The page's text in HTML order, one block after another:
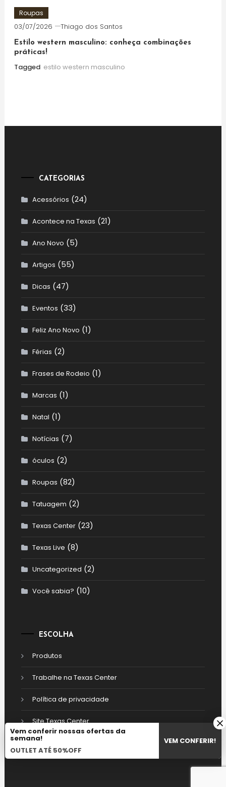
Roupas
03/07/2026 Thiago dos Santos
Estilo western masculino: conheça combinações
práticas!
Tagged estilo western masculino
CATEGORIAS
Acessórios (24)
Acontece na Texas (21)
Ano Novo (5)
Artigos (55)
Dicas (47)
Eventos (33)
Feliz Ano Novo (1)
Férias (2)
Frases de Rodeio (1)
Marcas (1)
Natal (1)
Notícias (7)
óculos (2)
Roupas (82)
Tatuagem (2)
Texas Center(23)
Texas Live (8)
Uncategorized (2)
Você sabia? (10)
ESCOLHA
Produtos
Trabalhe na Texas Center
Política de privacidade
Site Texas Center
Vem conferir nossas ofertas da
semana!
OUTLET ATÉ 50%OFF
VEM CONFERIR!